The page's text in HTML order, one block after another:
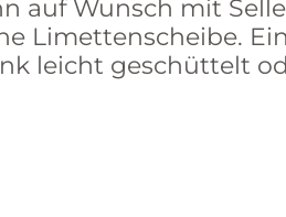
auf Wunsch mit
Limettenscheibe.
leicht geschüttelt